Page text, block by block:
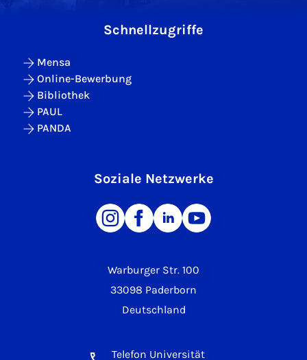
Warburger Str. 100
33098 Paderborn
Deutschland
Telefon Universität
Schnellzugriffe
Mensa
Online-Bewerbung
Bibliothek
PAUL
PANDA
Soziale Netzwerke